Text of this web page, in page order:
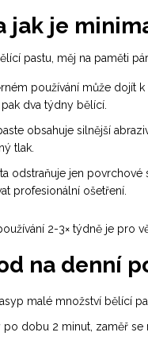
jak je
pastu, měj na paměti
používání může dojít
dva týdny bělící.
obsahuje silnější
tlak.
odstraňuje jen
profesionální ošetření.
2-3× týdně je pro
na denní
malé množství bělící
dobu 2 minut, zaměř